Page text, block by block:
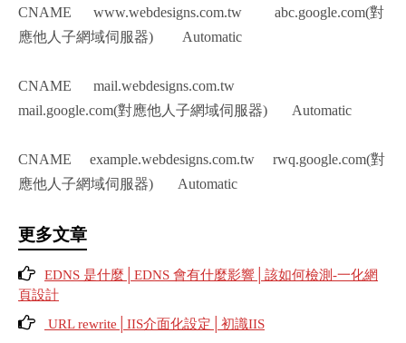
CNAME www.webdesigns.com.tw abc.google.com(對
應他人子網域伺服器) Automatic
CNAME mail.webdesigns.com.tw
mail.google.com(對應他人子網域伺服器) Automatic
CNAME example.webdesigns.com.tw rwq.google.com(對
應他人子網域伺服器) Automatic
更多文章
EDNS 是什麼│EDNS 會有什麼影響│該如何檢測-一化網
頁設計
URL rewrite│IIS介面化設定│初識IIS